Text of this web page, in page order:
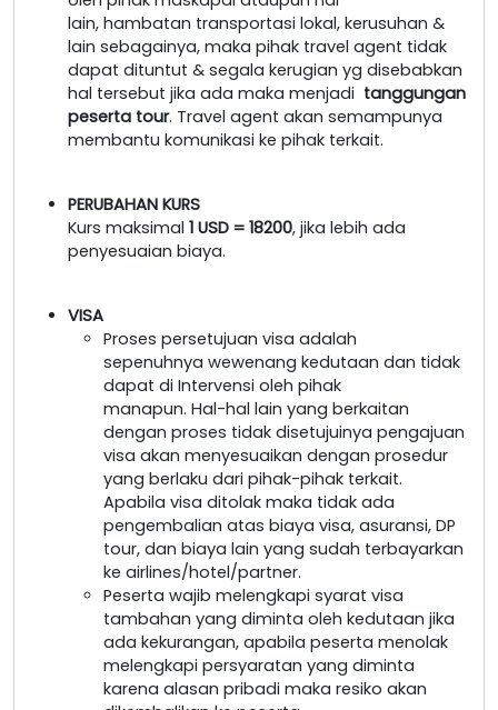
lain, hambatan transportasi lokal, kerusuhan &
lain sebagainya, maka pihak travel agent tidak
dapat dituntut & segala kerugian yg disebabkan
hal tersebut jika ada maka menjadi tanggungan
peserta tour. Travel agent akan semampunya
membantu komunikasi ke pihak terkait.
PERUBAHAN KURS
Kurs maksimal 1 USD = 18200, jika lebih ada
penyesuaian biaya.
VISA
Proses persetujuan visa adalah
sepenuhnya wewenang kedutaan dan tidak
dapat di Intervensi oleh pihak
manapun. Hal-hal lain yang berkaitan
dengan proses tidak disetujuinya pengajuan
visa akan menyesuaikan dengan prosedur
yang berlaku dari pihak-pihak terkait.
Apabila visa ditolak maka tidak ada
pengembalian atas biaya visa, asuransi, DP
tour, dan biaya lain yang sudah terbayarkan
ke airlines/hotel/partner.
Peserta wajib melengkapi syarat visa
tambahan yang diminta oleh kedutaan jika
ada kekurangan, apabila peserta menolak
melengkapi persyaratan yang diminta
karena alasan pribadi maka resiko akan